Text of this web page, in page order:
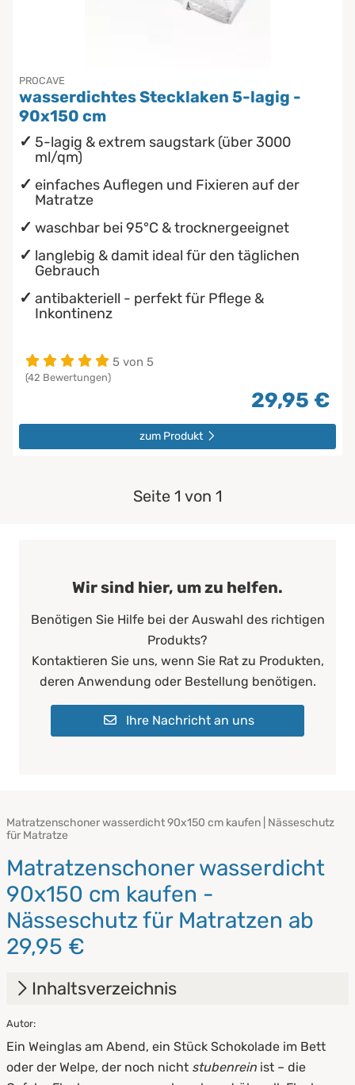
PROCAVE
wasserdichtes Stecklaken 5-lagig -
90x150 cm
5-lagig & extrem saugstark (über 3000
ml/qm)
einfaches Auflegen und Fixieren auf der
Matratze
waschbar bei 95°C & trocknergeeignet
langlebig & damit ideal für den täglichen
Gebrauch
antibakteriell - perfekt für Pflege &
Inkontinenz
5 von 5
(42 Bewertungen)
29,95 €
zum Produkt
Seite 1 von 1
Wir sind hier, um zu helfen.
Benötigen Sie Hilfe bei der Auswahl des richtigen
Produkts?
Kontaktieren Sie uns, wenn Sie Rat zu Produkten,
deren Anwendung oder Bestellung benötigen.
Ihre Nachricht an uns
Matratzenschoner wasserdicht 90x150 cm kaufen | Nässeschutz
für Matratze
Matratzenschoner wasserdicht
90x150 cm kaufen -
Nässeschutz für Matratzen ab
29,95 €
Inhaltsverzeichnis
1.
direkt vom Hersteller kaufen
Autor:
Ein Weinglas am Abend, ein Stück Schokolade im Bett
oder der Welpe, der noch nicht stubenrein ist – die
Die besten Sommerbettdecken
Die richtige Matratze kaufen